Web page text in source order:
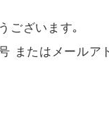
ございます｡
またはメールア